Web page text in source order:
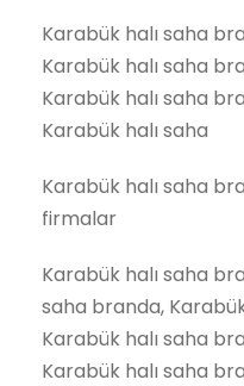
Karabük halı saha
Karabük halı saha
Karabük halı saha
Karabük halı saha
Karabük halı saha
firmalar
Karabük halı saha
saha branda,
Karabük halı saha
Karabük halı saha